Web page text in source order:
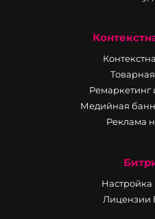
Ремаркетинг
Медийная
Реклама
Настройка
Лицензии